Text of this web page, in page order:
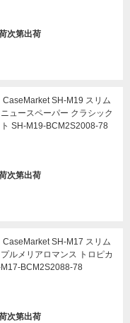
次第出荷
SH-M19 スリム
ュースペーパー クラシック
SH-M19-BCM2S2008-78
次第出荷
SH-M17 スリム
ルメリアロマンス トロピカ
BCM2S2088-78
次第出荷